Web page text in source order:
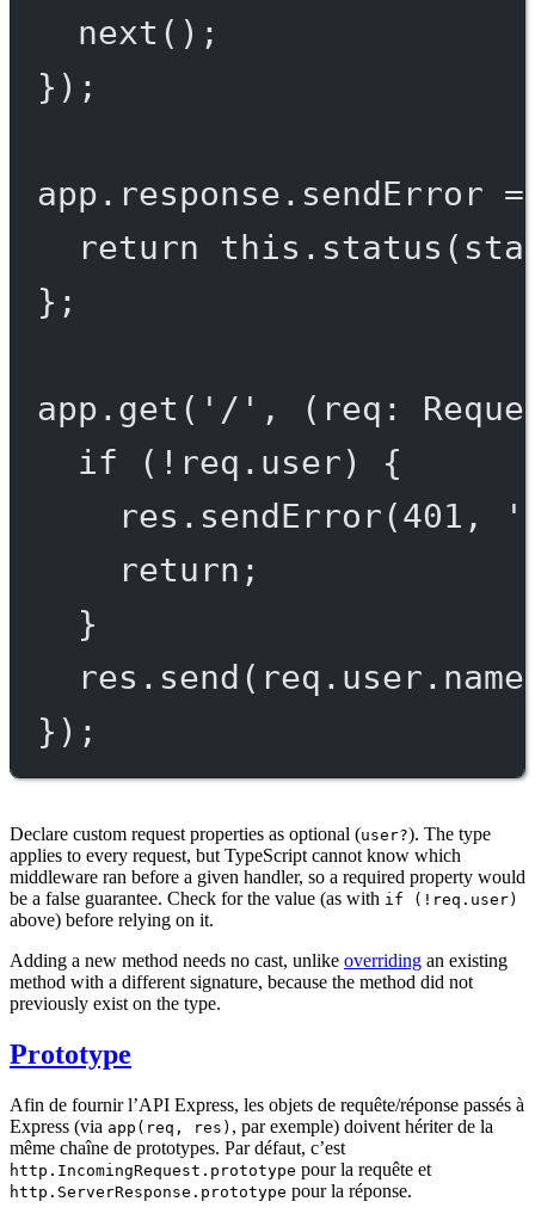
next ();
});
app.response. sendError =
return
this . status
};
app. get ( '/' , ( req :
if ( ! req.user) {
res. sendError(401 ,
return ;
}
res. send
});
Declare custom request properties as optional (user?). The type
applies to every request, but TypeScript cannot know which
middleware ran before a given handler, so a required property would
be a false guarantee. Check for the value (as with if (!req.user)
above) before relying on it.
Adding a new method needs no cast, unlike overriding an existing
method with a different signature, because the method did not
previously exist on the type.
Prototype
Afin de fournir l’API Express, les objets de requête/réponse passés à
Express (via app(req, res) , par exemple) doivent hériter de la
même chaîne de prototypes. Par défaut, c’est
http.IncomingRequest.prototype pour la requête et
http.ServerResponse.prototype pour la réponse.